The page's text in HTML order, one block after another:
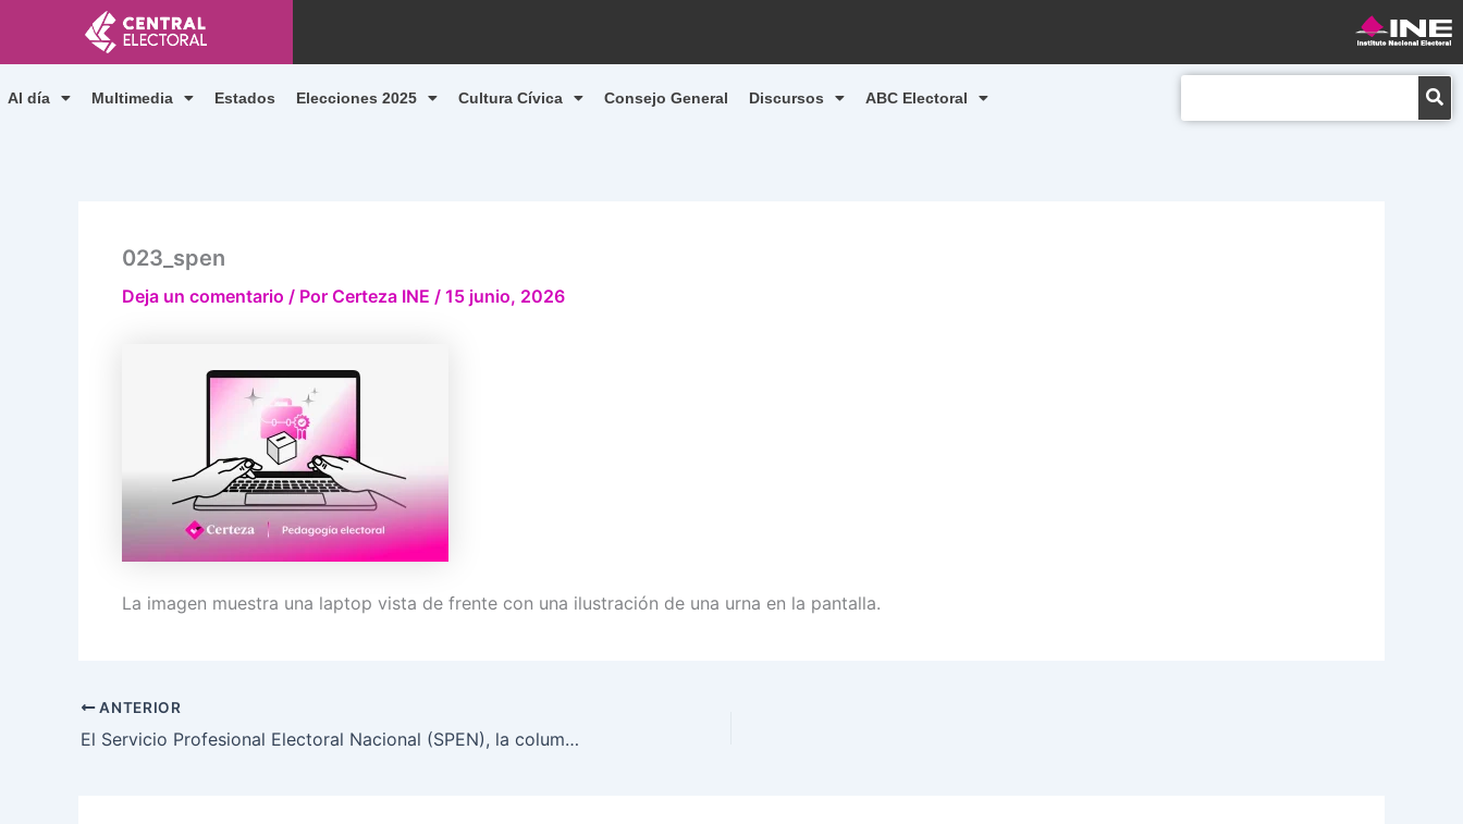
contenido
Al día Multimedia Estados Elecciones 2025 Cultura Cívica Consejo General Discursos ABC Electoral
023_spen
Deja un comentario / Por Certeza INE / 15 junio, 2026
La imagen muestra una laptop vista de frente con una ilustración de una urna en la pantalla.
ANTERIOR
El Servicio Profesional Electoral Nacional (SPEN), la columna vertebral del INE